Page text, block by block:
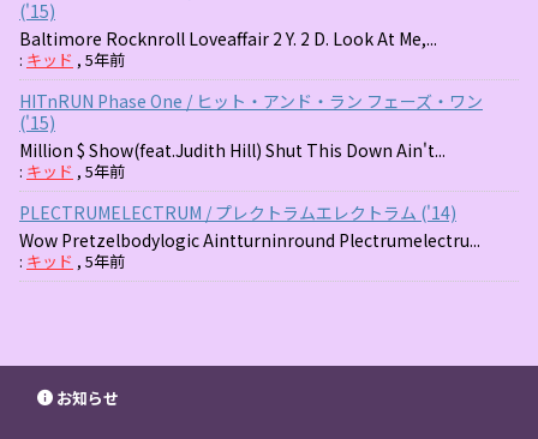
('15)
Baltimore Rocknroll Loveaffair 2 Y. 2 D. Look At Me,...
: キッド , 5年前
HITnRUN Phase One / ヒット・アンド・ラン フェーズ・ワン
('15)
Million $ Show(feat.Judith Hill) Shut This Down Ain't...
: キッド , 5年前
PLECTRUMELECTRUM / プレクトラムエレクトラム ('14)
Wow Pretzelbodylogic Aintturninround Plectrumelectru...
: キッド , 5年前
お知らせ